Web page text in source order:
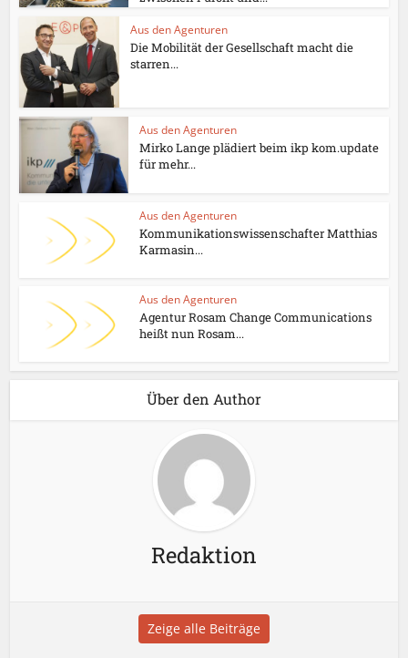
Aus den Agenturen
Die Mobilität der Gesellschaft macht die
starren...
Aus den Agenturen
Mirko Lange plädiert beim ikp kom.update
für mehr...
Aus den Agenturen
Kommunikationswissenschafter Matthias
Karmasin...
Aus den Agenturen
Agentur Rosam Change Communications
heißt nun Rosam...
Über den Author
Redaktion
Zeige alle Beiträge